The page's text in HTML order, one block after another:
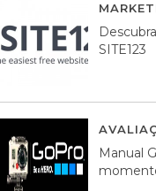
SITE123
Manual